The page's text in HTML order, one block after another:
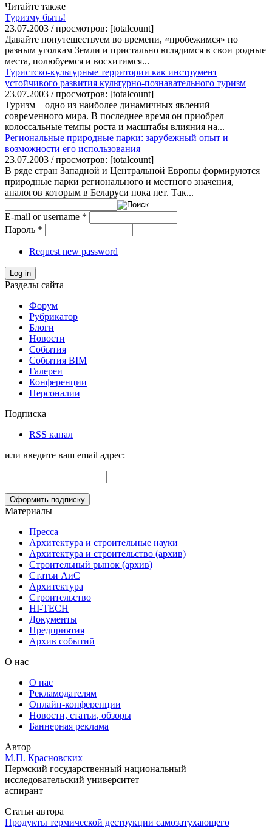
Читайте также
Туризму быть!
23.07.2003 / просмотров: [totalcount]
Давайте попутешествуем во времени, «пробежимся» по
разным уголкам Земли и пристально вглядимся в свои родные
места, полюбуемся и восхитимся...
Туристско-культурные территории как инструмент
устойчивого развития культурно-познавательного туризм
23.07.2003 / просмотров: [totalcount]
Туризм – одно из наиболее динамичных явлений
современного мира. В последнее время он приобрел
колоссальные темпы роста и масштабы влияния на...
Региональные природные парки: зарубежный опыт и
возможности его использования
23.07.2003 / просмотров: [totalcount]
В ряде стран Западной и Центральной Европы формируются
природные парки регионального и местного значения,
аналогов которым в Беларуси пока нет. Так...
E-mail or username *
Пароль *
Request new password
Log in
Разделы сайта
Форум
Рубрикатор
Блоги
Новости
События
События BIM
Галереи
Конференции
Персоналии
Подписка
RSS канал
или введите ваш email адрес:
Материалы
Пресса
Архитектура и строительные науки
Архитектура и строительство (архив)
Строительный рынок (архив)
Статьи АиС
Архитектура
Строительство
HI-TECH
Документы
Предприятия
Архив событий
О нас
О нас
Рекламодателям
Онлайн-конференции
Новости, статьи, обзоры
Баннерная реклама
Автор
М.П. Красновских
Пермский государственный национальный
исследовательский университет
аспирант
Статьи автора
Продукты термической деструкции самозатухающего